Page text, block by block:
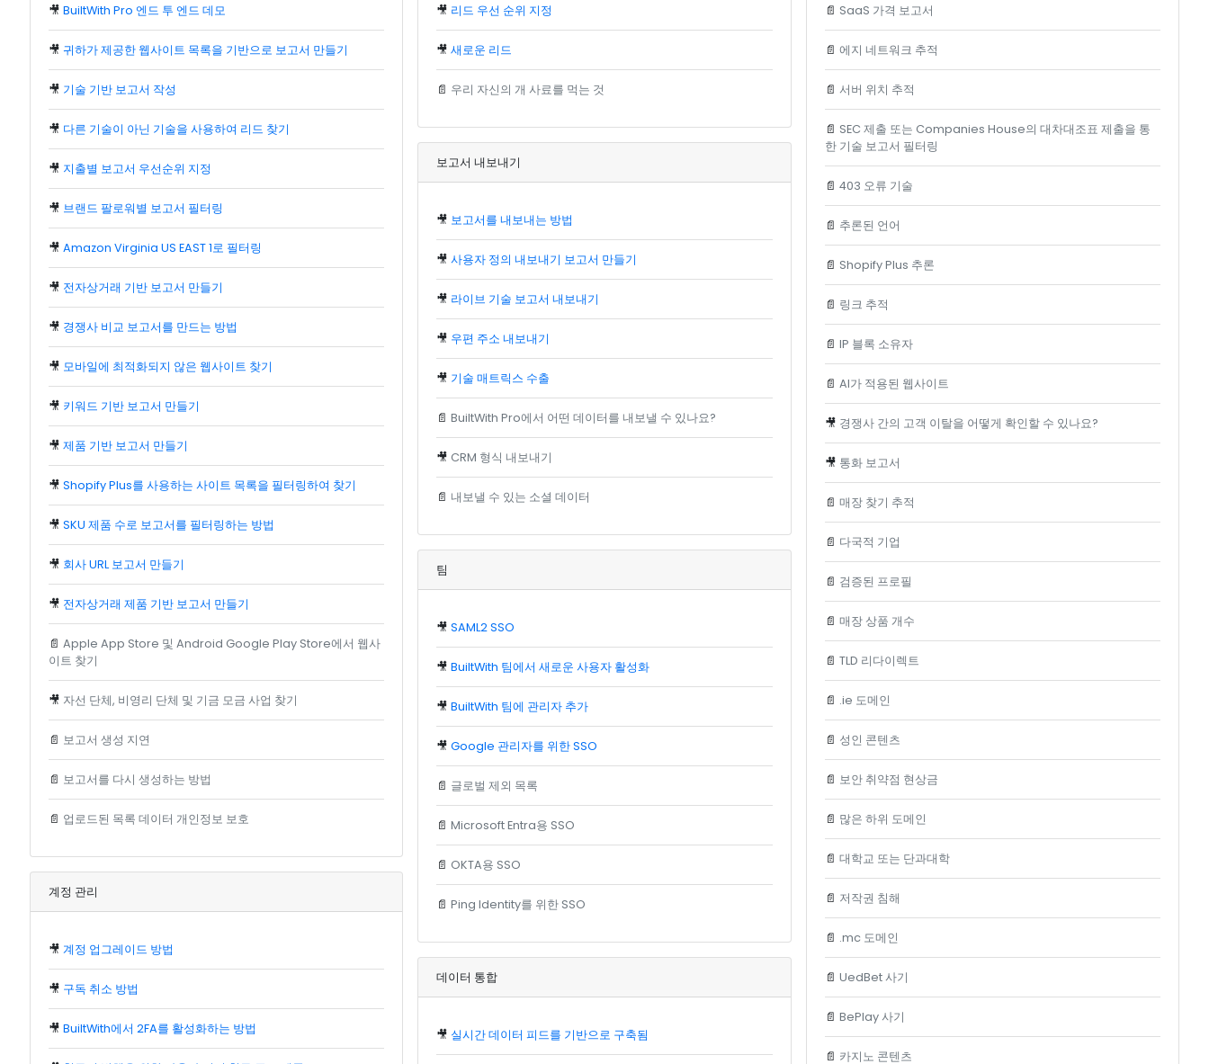
🎥 BuiltWith Pro 엔드 투 엔드 데모
🎥 귀하가 제공한 웹사이트 목록을 기반으로 보고서 만들기
🎥 기술 기반 보고서 작성
🎥 다른 기술이 아닌 기술을 사용하여 리드 찾기
🎥 지출별 보고서 우선순위 지정
🎥 브랜드 팔로워별 보고서 필터링
🎥 Amazon Virginia US EAST 1로 필터링
🎥 전자상거래 기반 보고서 만들기
🎥 경쟁사 비교 보고서를 만드는 방법
🎥 모바일에 최적화되지 않은 웹사이트 찾기
🎥 키워드 기반 보고서 만들기
🎥 제품 기반 보고서 만들기
🎥 Shopify Plus를 사용하는 사이트 목록을 필터링하여 찾기
🎥 SKU 제품 수로 보고서를 필터링하는 방법
🎥 회사 URL 보고서 만들기
🎥 전자상거래 제품 기반 보고서 만들기
📄 Apple App Store 및 Android Google Play Store에서 웹사
이트 찾기
🎥 자선 단체, 비영리 단체 및 기금 모금 사업 찾기
📄 보고서 생성 지연
📄 보고서를 다시 생성하는 방법
📄 업로드된 목록 데이터 개인정보 보호
계정 관리
🎥 계정 업그레이드 방법
🎥 구독 취소 방법
🎥 BuiltWith에서 2FA를 활성화하는 방법
🎥 리드 우선 순위 지정
🎥새로운 리드
📄 우리 자신의 개 사료를 먹는 것
보고서 내보내기
🎥 보고서를 내보내는 방법
🎥사용자 정의 내보내기 보고서 만들기
🎥 라이브 기술 보고서 내보내기
🎥 우편 주소 내보내기
🎥 기술 매트릭스 수출
📄BuiltWith Pro에서 어떤 데이터를 내보낼 수 있나요?
🎥 CRM 형식 내보내기
📄 내보낼 수 있는 소셜 데이터
팀
🎥SAML2 SSO
🎥BuiltWith 팀에서 새로운 사용자 활성화
🎥BuiltWith 팀에 관리자 추가
🎥Google 관리자를 위한 SSO
📄 글로벌 제외 목록
📄Microsoft Entra용 SSO
📄 OKTA용 SSO
📄Ping Identity를 위한 SSO
데이터 통합
🎥 실시간 데이터 피드를 기반으로 구축됨
📄 SaaS 가격 보고서
📄 에지 네트워크 추적
📄 서버 위치 추적
📄 SEC 제출 또는 Companies House의 대차대조표 제출을 통
한 기술 보고서 필터링
📄 403 오류 기술
📄 추론된 언어
📄 Shopify Plus 추론
📄 링크 추적
📄 IP 블록 소유자
📄 AI가 적용된 웹사이트
🎥 경쟁사 간의 고객 이탈을 어떻게 확인할 수 있나요?
🎥 통화 보고서
📄 매장 찾기 추적
📄 다국적 기업
📄 검증된 프로필
📄 매장 상품 개수
📄 TLD 리다이렉트
📄 .ie 도메인
📄 성인 콘텐츠
📄 보안 취약점 현상금
📄 많은 하위 도메인
📄 대학교 또는 단과대학
📄 저작권 침해
📄 .mc 도메인
📄 UedBet 사기
📄 BePlay 사기
📄 카지노 콘텐츠